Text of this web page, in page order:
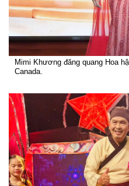
Mimi Khương đăng quang Hoa
Canada.